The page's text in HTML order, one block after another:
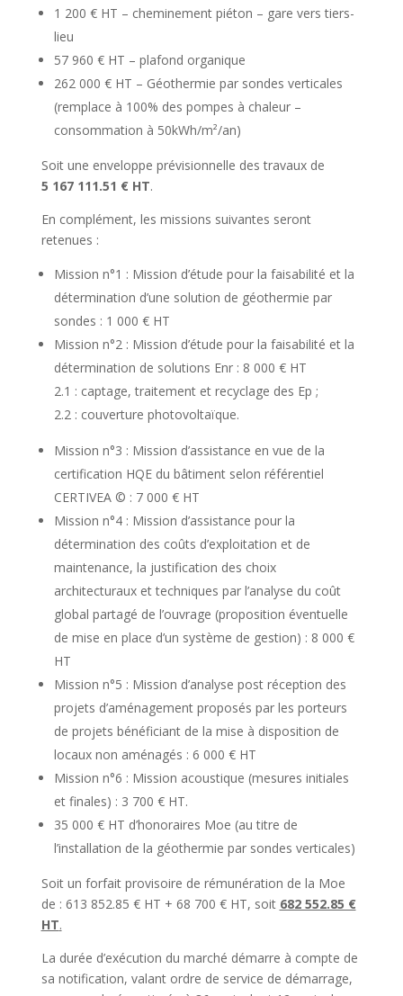
1 200 € HT – cheminement piéton – gare vers tiers-
lieu
57 960 € HT – plafond organique
262 000 € HT – Géothermie par sondes verticales
(remplace à 100% des pompes à chaleur –
consommation à 50kWh/m²/an)
Soit une enveloppe prévisionnelle des travaux de
5 167 111.51 € HT.
En complément, les missions suivantes seront
retenues :
Mission n°1 : Mission d’étude pour la faisabilité et la
détermination d’une solution de géothermie par
sondes : 1 000 € HT
Mission n°2 : Mission d’étude pour la faisabilité et la
détermination de solutions Enr : 8 000 € HT
2.1 : captage, traitement et recyclage des Ep ;
2.2 : couverture photovoltaïque.
Mission n°3 : Mission d’assistance en vue de la
certification HQE du bâtiment selon référentiel
CERTIVEA © : 7 000 € HT
Mission n°4 : Mission d’assistance pour la
détermination des coûts d’exploitation et de
maintenance, la justification des choix
architecturaux et techniques par l’analyse du coût
global partagé de l’ouvrage (proposition éventuelle
de mise en place d’un système de gestion) : 8 000 €
HT
Mission n°5 : Mission d’analyse post réception des
projets d’aménagement proposés par les porteurs
de projets bénéficiant de la mise à disposition de
locaux non aménagés : 6 000 € HT
Mission n°6 : Mission acoustique (mesures initiales
et finales) : 3 700 € HT.
35 000 € HT d’honoraires Moe (au titre de
l’installation de la géothermie par sondes verticales)
Soit un forfait provisoire de rémunération de la Moe
de : 613 852.85 € HT + 68 700 € HT, soit 682 552.85 €
HT.
La durée d’exécution du marché démarre à compte de
sa notification, valant ordre de service de démarrage,